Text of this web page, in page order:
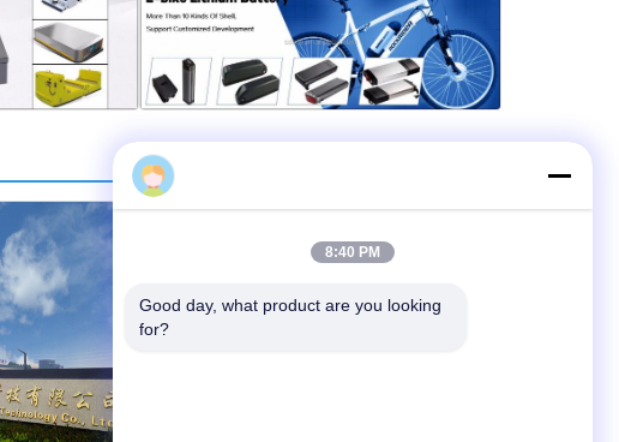
8:40 PM
Good day, what product are you looking
for?